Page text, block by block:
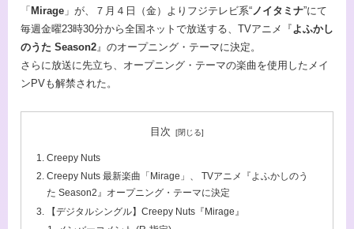
「 Mirage 」が、７月４日（金）よりフジテレビ系“ノイタミナ”にて
毎週金曜23時30分から全国ネットで放送する、TVアニメ『よふかし
のうた Season2』のオープニング・テーマに決定。
さらに放送に先立ち、オープニング・テーマの楽曲を使用したメイ
ンPVも解禁された。
目次
Creepy Nuts
Creepy Nuts 最新楽曲「Mirage」、 TVアニメ『よふかしのう
た Season2』オープニング・テーマに決定
【デジタルシングル】Creepy Nuts『Mirage』